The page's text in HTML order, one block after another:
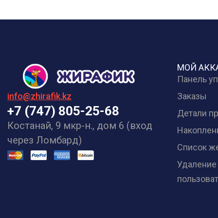
info@zhirafik.kz
+7 (747) 805-25-68
Костанай, 9 мкр-н., дом 6 (вход
через Ломбард)
МОЙ
Панель
Заказы
Детали
Список